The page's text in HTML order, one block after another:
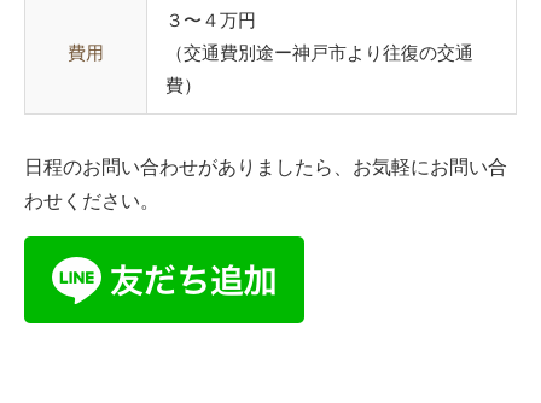
費用
３〜４万円
（交通費別途ー神戸市より往復の交通
費）
日程のお問い合わせがありましたら、お気軽にお問い合
わせください。